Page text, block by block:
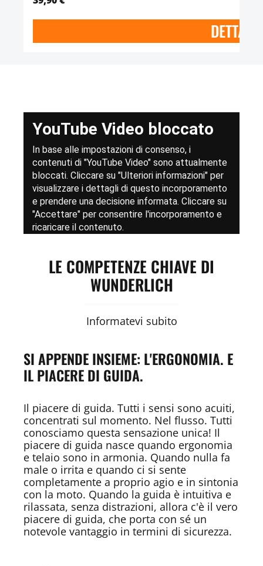
LE COMPETENZE CHIAVE DI
WUNDERLICH
Informatevi subito
SI APPENDE INSIEME: L'ERGONOMIA. E
IL PIACERE DI GUIDA.
Il piacere di guida. Tutti i sensi sono acuiti,
concentrati sul momento. Nel flusso. Tutti
conosciamo questa sensazione unica! Il
piacere di guida nasce quando ergonomia
e telaio sono in armonia. Quando nulla fa
male o irrita e quando ci si sente
completamente a proprio agio e in sintonia
con la moto. Quando la guida è intuitiva e
rilassata, senza distrazioni, allora c'è il vero
piacere di guida, che porta con sé un
notevole vantaggio in termini di sicurezza.